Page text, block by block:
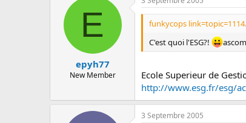
E
epyh77
New Member
funkycops
C'est quoi l'ESG?!
Ecole Superieur de
http://www.esg.fr/esg/
3 Septembre 2005